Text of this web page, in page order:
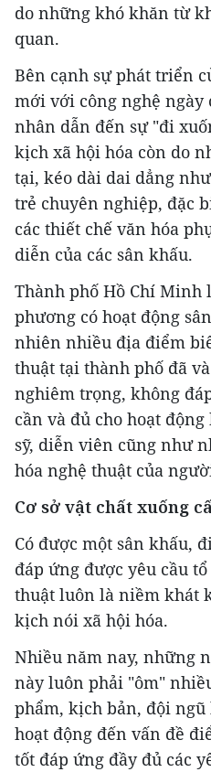
do những khó khăn từ
quan.
Bên cạnh sự phát triển
mới với công nghệ
nhân dẫn đến sự "đi
kịch xã hội hóa còn do
tại, kéo dài dai dẳng
trẻ chuyên nghiệp, đặc
các thiết chế văn hóa
diễn của các sân khấu.
Thành phố Hồ Chí
phương có hoạt động
nhiên nhiều địa điểm
thuật tại thành phố đã
nghiêm trọng, không
cần và đủ cho hoạt
sỹ, diễn viên cũng như
hóa nghệ thuật của
Cơ sở vật chất xuống
Có được một sân khấu,
đáp ứng được yêu cầu
thuật luôn là niềm khát
kịch nói xã hội hóa.
Nhiều năm nay, những
này luôn phải "ôm"
phẩm, kịch bản, đội
hoạt động đến vấn đề
tốt đáp ứng đầy đủ các